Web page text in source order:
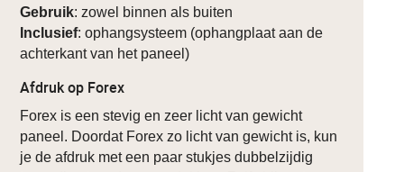
Gebruik: zowel binnen als buiten
Inclusief: ophangsysteem (ophangplaat aan de
achterkant van het paneel)
Afdruk op Forex
Forex is een stevig en zeer licht van gewicht
paneel. Doordat Forex zo licht van gewicht is, kun
je de afdruk met een paar stukjes dubbelzijdig